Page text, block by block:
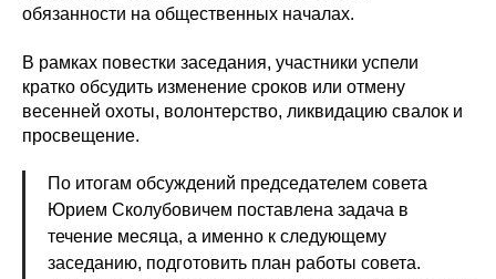
обязанности на общественных началах.
В рамках повестки заседания, участники успели
кратко обсудить изменение сроков или отмену
весенней охоты, волонтерство, ликвидацию свалок и
просвещение.
По итогам обсуждений председателем совета
Юрием Сколубовичем поставлена задача в
течение месяца, а именно к следующему
заседанию, подготовить план работы совета.